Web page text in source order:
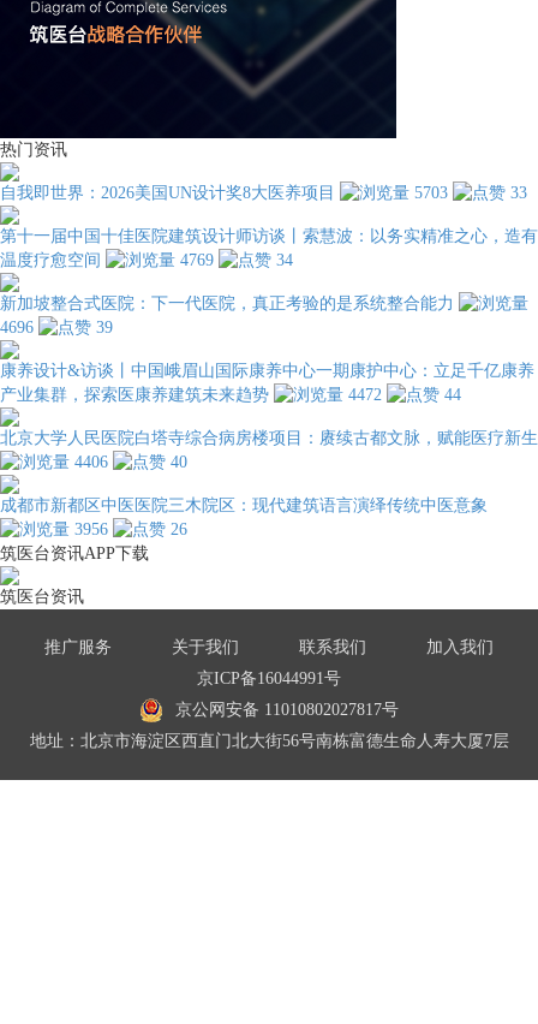
热门资讯
自我即世界：2026美国UN设计奖8大医养项目 5703 33
第十一届中国十佳医院建筑设计师访谈丨索慧波：以务实精准之心，造有
温度疗愈空间
4769 34
新加坡整合式医院：下一代医院，真正考验的是系统整合能力
4696
39
康养设计&访谈丨中国峨眉山国际康养中心一期康护中心：立足千亿康养
产业集群，探索医康养建筑未来趋势
4472 44
北京大学人民医院白塔寺综合病房楼项目：赓续古都文脉，赋能医疗新生
4406
40
成都市新都区中医医院三木院区：现代建筑语言演绎传统中医意象
3956
26
筑医台资讯APP下载
筑医台资讯
推广服务 关于我们 联系我们
加入我们
京ICP备16044991号
京公网安备 11010802027817号
地址：北京市海淀区西直门北大街56号南栋富德生命人寿大厦7层